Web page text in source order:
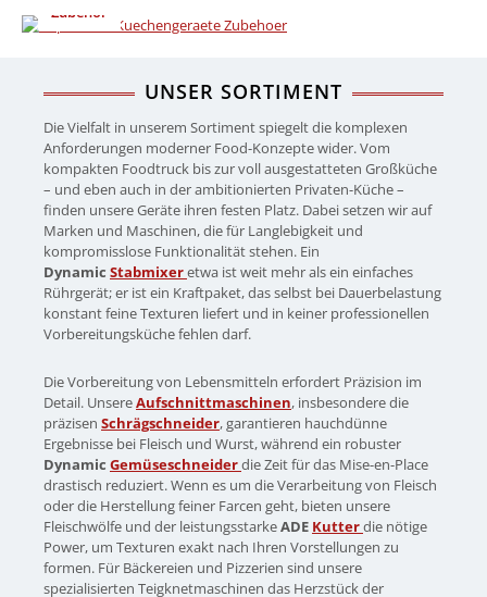
Zubehör
UNSER SORTIMENT
Die Vielfalt in unserem Sortiment spiegelt die komplexen
Anforderungen moderner Food-Konzepte wider. Vom
kompakten Foodtruck bis zur voll ausgestatteten Großküche
– und eben auch in der ambitionierten Privaten-Küche –
finden unsere Geräte ihren festen Platz. Dabei setzen wir auf
Marken und Maschinen, die für Langlebigkeit und
kompromisslose Funktionalität stehen. Ein
Dynamic Stabmixeretwa ist weit mehr als ein einfaches
Rührgerät; er ist ein Kraftpaket, das selbst bei Dauerbelastung
konstant feine Texturen liefert und in keiner professionellen
Vorbereitungsküche fehlen darf.
Die Vorbereitung von Lebensmitteln erfordert Präzision im
Detail. UnsereAufschnittmaschinen, insbesondere die
präzisen Schrägschneider, garantieren hauchdünne
Ergebnisse bei Fleisch und Wurst, während ein robuster
Dynamic Gemüseschneiderdie Zeit für das Mise-en-Place
drastisch reduziert. Wenn es um die Verarbeitung von Fleisch
oder die Herstellung feiner Farcen geht, bieten unsere
Fleischwölfe und der leistungsstarkeADE Kutterdie nötige
Power, um Texturen exakt nach Ihren Vorstellungen zu
formen. Für Bäckereien und Pizzerien sind unsere
spezialisierten Teigknetmaschinen das Herzstück der